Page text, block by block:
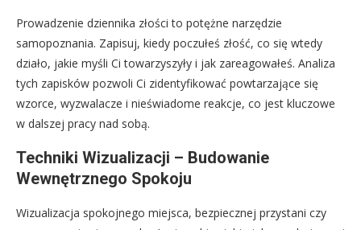
Prowadzenie dziennika złości to potężne narzędzie
samopoznania. Zapisuj, kiedy poczułeś złość, co się wtedy
działo, jakie myśli Ci towarzyszyły i jak zareagowałeś. Analiza
tych zapisków pozwoli Ci zidentyfikować powtarzające się
wzorce, wyzwalacze i nieświadome reakcje, co jest kluczowe
w dalszej pracy nad sobą.
Techniki Wizualizacji – Budowanie
Wewnętrznego Spokoju
Wizualizacja spokojnego miejsca, bezpiecznej przystani czy